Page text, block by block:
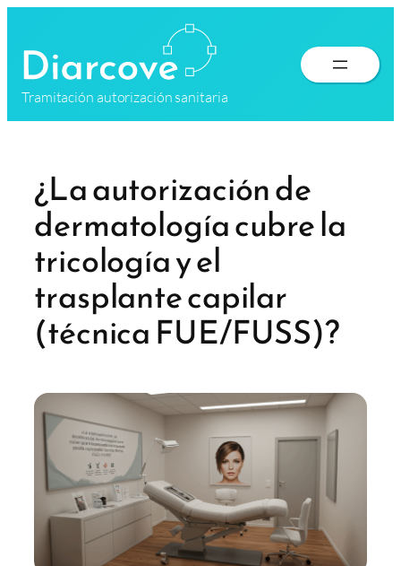
contenido
Tramitación autorización sanitaria
¿La autorización de
dermatología cubre la
tricología y el
trasplante capilar
(técnica FUE/FUSS)?